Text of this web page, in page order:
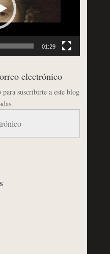
01:29
electrónico
suscribirte a este blog